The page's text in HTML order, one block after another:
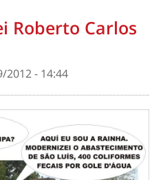
Roberto Carlos
2012 - 14:44